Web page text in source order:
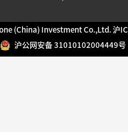
(China) Investment Co.,Ltd.沪
沪公网安备 31010102004449号